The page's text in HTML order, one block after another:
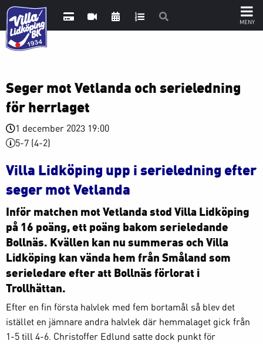
Seger mot Vetlanda och serieledning
för herrlaget
1 december 2023 19:00
5-7 (4-2)
Villa Lidköping upp i serieledning efter
seger mot Vetlanda
Inför matchen mot Vetlanda stod Villa Lidköping
på 16 poäng, ett poäng bakom serieledande
Bollnäs. Kvällen kan nu summeras och Villa
Lidköping kan vända hem från Småland som
serieledare efter att Bollnäs förlorat i
Trollhättan.
Efter en fin första halvlek med fem bortamål så blev det
istället en jämnare andra halvlek där hemmalaget gick från
1-5 till 4-6. Christoffer Edlund satte dock punkt för